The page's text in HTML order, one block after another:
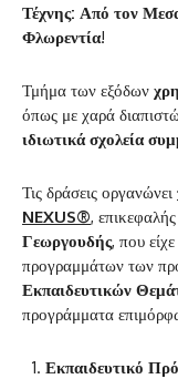
Τέχνης: Από τον
Φλωρεντία!
Τμήμα των εξόδων
όπως με χαρά
ιδιωτικά σχολεία
Τις δράσεις οργανώνει
NEXUS®,
Γεωργουδής, που
προγραμμάτων των
Εκπαιδευτικών
προγράμματα
Εκπαιδευτικό